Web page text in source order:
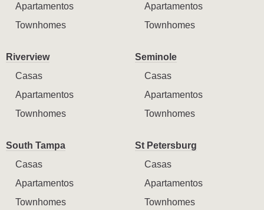
Apartamentos
Townhomes
Apartamentos
Townhomes
Riverview
Casas
Apartamentos
Townhomes
Seminole
Casas
Apartamentos
Townhomes
South Tampa
Casas
Apartamentos
Townhomes
St Petersburg
Casas
Apartamentos
Townhomes